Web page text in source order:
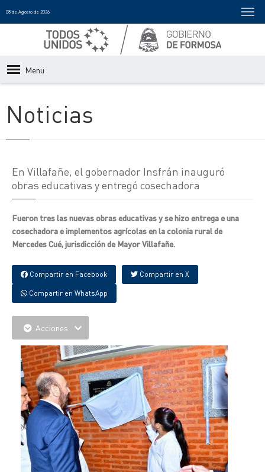
08 de Agosto de 2026
Menu
Noticias
En Villafañe, el gobernador Insfrán inauguró
obras educativas y entregó cosechadora
Fueron tres las nuevas obras educativas y se hizo entrega e una
cosechadora e implementos agrícolas en la colonia rural de
Mercedes Cué, jurisdicción de Mayor Villafañe.
Compartir en Facebook Compartir en X
Compartir en WhatsApp
Acciones